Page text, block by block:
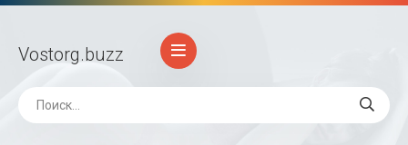
Vostorg.buzz